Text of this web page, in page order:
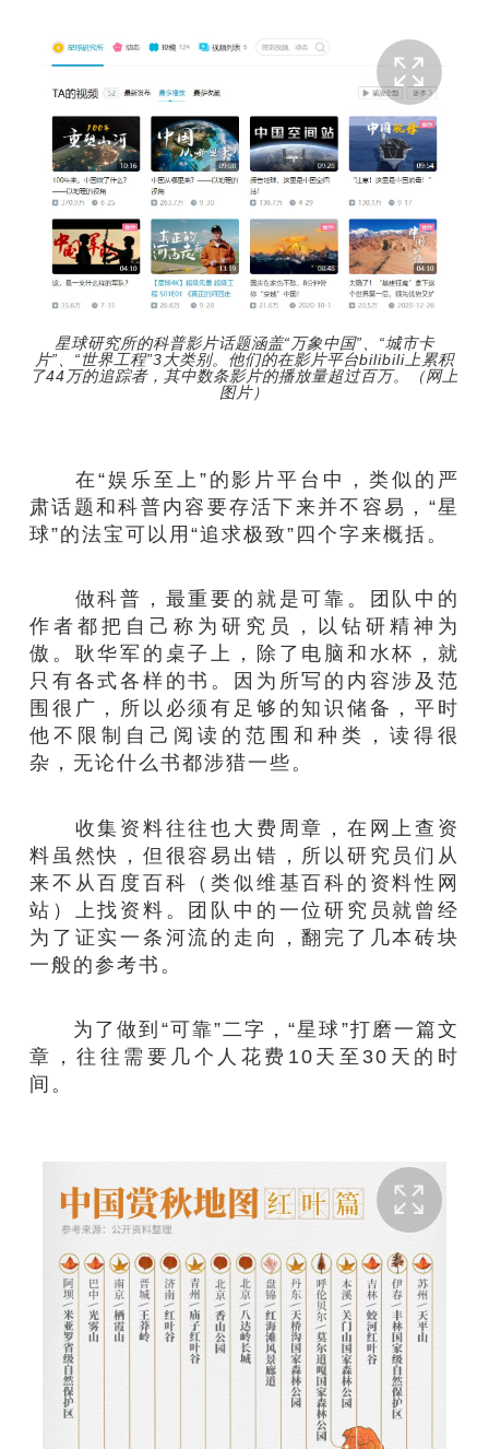
星球研究所的科普影片话题涵盖“万象中国”、“城市卡
片”、“世界工程”3大类别。他们的在影片平台bilibili上累积
了44万的追踪者，其中数条影片的播放量超过百万。（网上
图片）
在“娱乐至上”的影片平台中，类似的严
肃话题和科普内容要存活下来并不容易，“星
球”的法宝可以用“追求极致”四个字来概括。
做科普，最重要的就是可靠。团队中的
作者都把自己称为研究员，以钻研精神为
傲。耿华军的桌子上，除了电脑和水杯，就
只有各式各样的书。因为所写的内容涉及范
围很广，所以必须有足够的知识储备，平时
他不限制自己阅读的范围和种类，读得很
杂，无论什么书都涉猎一些。
收集资料往往也大费周章，在网上查资
料虽然快，但很容易出错，所以研究员们从
来不从百度百科（类似维基百科的资料性网
站）上找资料。团队中的一位研究员就曾经
为了证实一条河流的走向，翻完了几本砖块
一般的参考书。
为了做到“可靠”二字，“星球”打磨一篇文
章，往往需要几个人花费10天至30天的时
间。